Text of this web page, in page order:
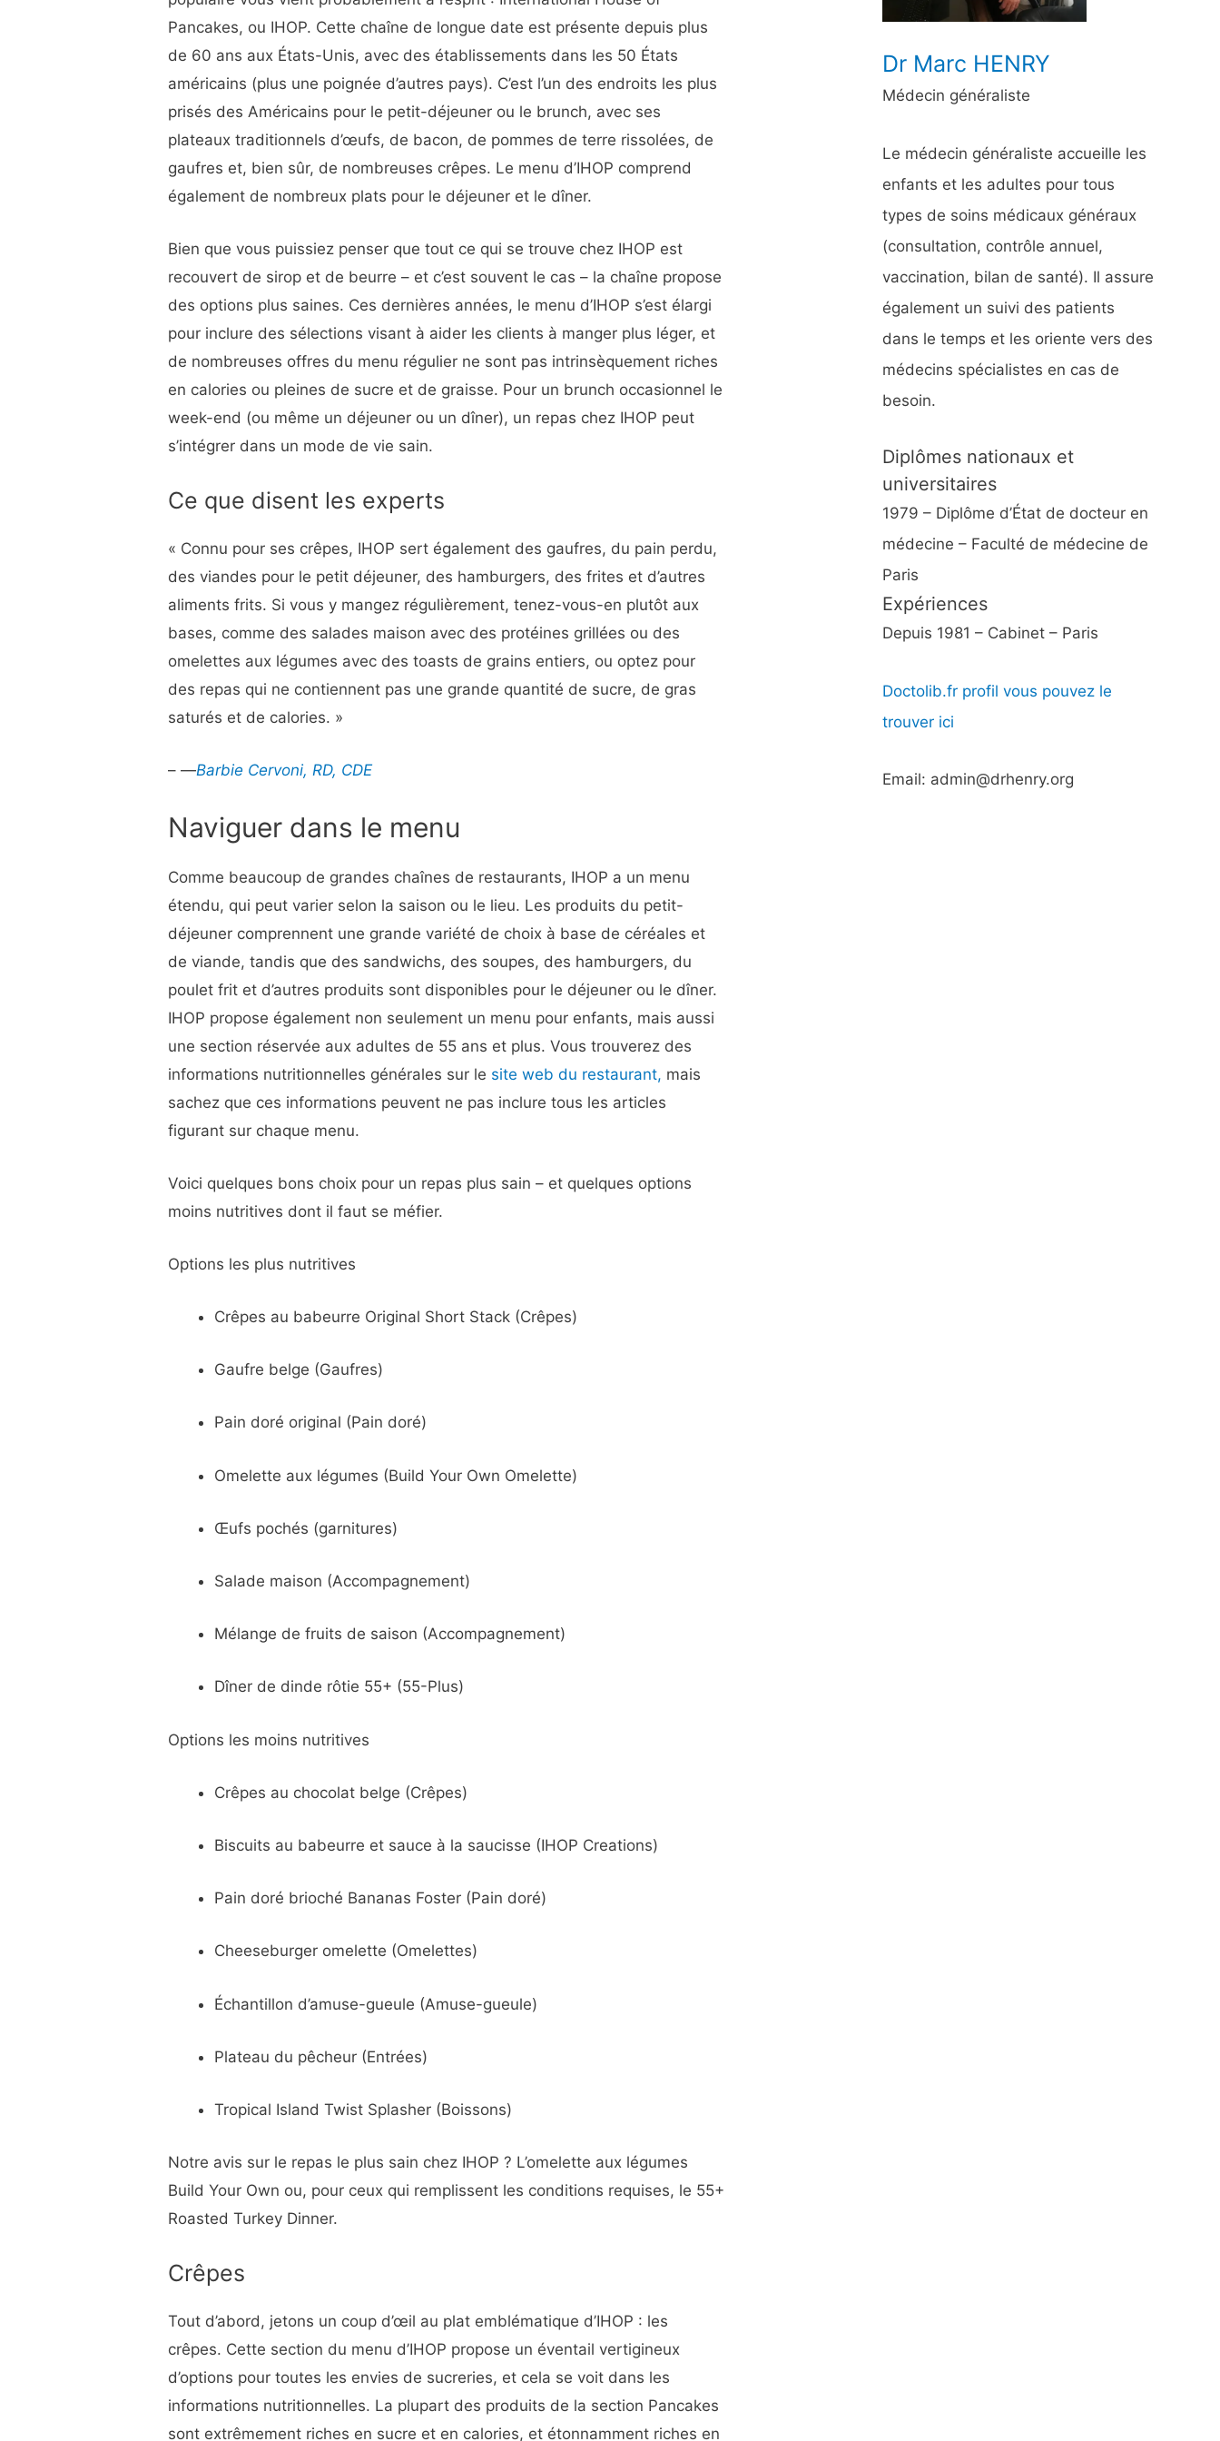
Pancakes, ou IHOP. Cette chaîne de longue date est présente depuis plus
de 60 ans aux États-Unis, avec des établissements dans les 50 États
américains (plus une poignée d’autres pays). C’est l’un des endroits les plus
prisés des Américains pour le petit-déjeuner ou le brunch, avec ses
plateaux traditionnels d’œufs, de bacon, de pommes de terre rissolées, de
gaufres et, bien sûr, de nombreuses crêpes. Le menu d’IHOP comprend
également de nombreux plats pour le déjeuner et le dîner.
Bien que vous puissiez penser que tout ce qui se trouve chez IHOP est
recouvert de sirop et de beurre – et c’est souvent le cas – la chaîne propose
des options plus saines. Ces dernières années, le menu d’IHOP s’est élargi
pour inclure des sélections visant à aider les clients à manger plus léger, et
de nombreuses offres du menu régulier ne sont pas intrinsèquement riches
en calories ou pleines de sucre et de graisse. Pour un brunch occasionnel le
week-end (ou même un déjeuner ou un dîner), un repas chez IHOP peut
s’intégrer dans un mode de vie sain.
Ce que disent les experts
« Connu pour ses crêpes, IHOP sert également des gaufres, du pain perdu,
des viandes pour le petit déjeuner, des hamburgers, des frites et d’autres
aliments frits. Si vous y mangez régulièrement, tenez-vous-en plutôt aux
bases, comme des salades maison avec des protéines grillées ou des
omelettes aux légumes avec des toasts de grains entiers, ou optez pour
des repas qui ne contiennent pas une grande quantité de sucre, de gras
saturés et de calories. »
– —Barbie Cervoni, RD, CDE
Naviguer dans le menu
Comme beaucoup de grandes chaînes de restaurants, IHOP a un menu
étendu, qui peut varier selon la saison ou le lieu. Les produits du petit-
déjeuner comprennent une grande variété de choix à base de céréales et
de viande, tandis que des sandwichs, des soupes, des hamburgers, du
poulet frit et d’autres produits sont disponibles pour le déjeuner ou le dîner.
IHOP propose également non seulement un menu pour enfants, mais aussi
une section réservée aux adultes de 55 ans et plus. Vous trouverez des
informations nutritionnelles générales sur le site web du restaurant, mais
sachez que ces informations peuvent ne pas inclure tous les articles
figurant sur chaque menu.
Voici quelques bons choix pour un repas plus sain – et quelques options
moins nutritives dont il faut se méfier.
Options les plus nutritives
Crêpes au babeurre Original Short Stack (Crêpes)
Gaufre belge (Gaufres)
Pain doré original (Pain doré)
Omelette aux légumes (Build Your Own Omelette)
Œufs pochés (garnitures)
Salade maison (Accompagnement)
Mélange de fruits de saison (Accompagnement)
Dîner de dinde rôtie 55+ (55-Plus)
Options les moins nutritives
Crêpes au chocolat belge (Crêpes)
Biscuits au babeurre et sauce à la saucisse (IHOP Creations)
Pain doré brioché Bananas Foster (Pain doré)
Cheeseburger omelette (Omelettes)
Échantillon d’amuse-gueule (Amuse-gueule)
Plateau du pêcheur (Entrées)
Tropical Island Twist Splasher (Boissons)
Notre avis sur le repas le plus sain chez IHOP ? L’omelette aux légumes
Build Your Own ou, pour ceux qui remplissent les conditions requises, le 55+
Roasted Turkey Dinner.
Crêpes
Tout d’abord, jetons un coup d’œil au plat emblématique d’IHOP : les
crêpes. Cette section du menu d’IHOP propose un éventail vertigineux
d’options pour toutes les envies de sucreries, et cela se voit dans les
informations nutritionnelles. La plupart des produits de la section Pancakes
sont extrêmement riches en sucre et en calories, et étonnamment riches en
Dr Marc HENRY
Médecin généraliste
Le médecin généraliste accueille les
enfants et les adultes pour tous
types de soins médicaux généraux
(consultation, contrôle annuel,
vaccination, bilan de santé). Il assure
également un suivi des patients
dans le temps et les oriente vers des
médecins spécialistes en cas de
besoin.
Diplômes nationaux et
universitaires
1979 – Diplôme d’État de docteur en
médecine – Faculté de médecine de
Paris
Expériences
Depuis 1981 – Cabinet – Paris
Doctolib.fr profil vous pouvez le
trouver ici
Email: admin@drhenry.org